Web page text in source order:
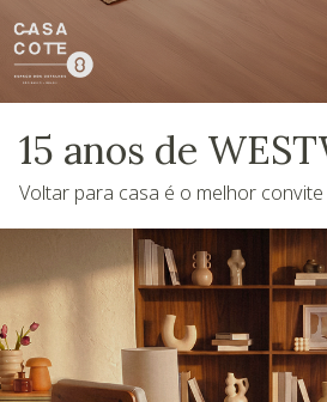
15 anos de
Voltar para casa é o melhor convite